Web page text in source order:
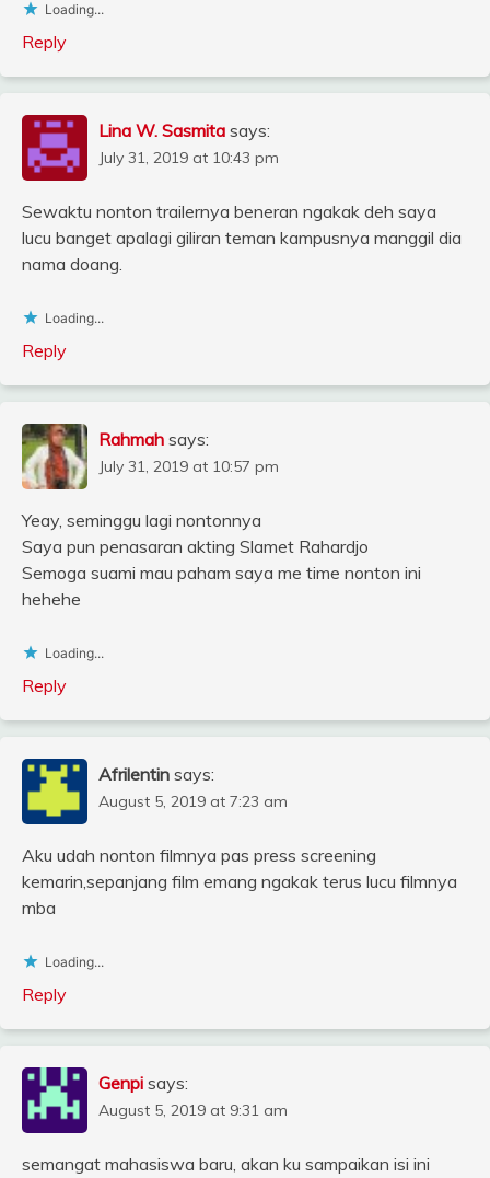
Loading...
Reply
Lina W. Sasmita says:
July 31, 2019 at 10:43 pm
Sewaktu nonton trailernya beneran ngakak deh saya
lucu banget apalagi giliran teman kampusnya manggil dia
nama doang.
Loading...
Reply
Rahmah says:
July 31, 2019 at 10:57 pm
Yeay, seminggu lagi nontonnya
Saya pun penasaran akting Slamet Rahardjo
Semoga suami mau paham saya me time nonton ini
hehehe
Loading...
Reply
Afrilentin says:
August 5, 2019 at 7:23 am
Aku udah nonton filmnya pas press screening
kemarin,sepanjang film emang ngakak terus lucu filmnya
mba
Loading...
Reply
Genpi says:
August 5, 2019 at 9:31 am
semangat mahasiswa baru, akan ku sampaikan isi ini